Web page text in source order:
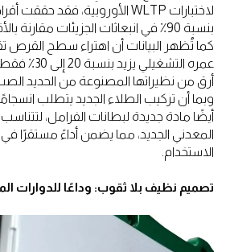
بنسبة 90٪ في انبعاثات الجزيئات مقارنة بالأقراص التقليدية.
أرق من نظيراتها المصنوعة من الحديد
وبما أن تركيب الطلاء الجديد يتطلب
أيضًا مادة جديدة لبطانات الفرامل،
المعدني الجديد، مما يضمن أداءً مستقرًا
الاستخدام.
تصميم نظيف بلا ثقوب: وداعًا للدوارات